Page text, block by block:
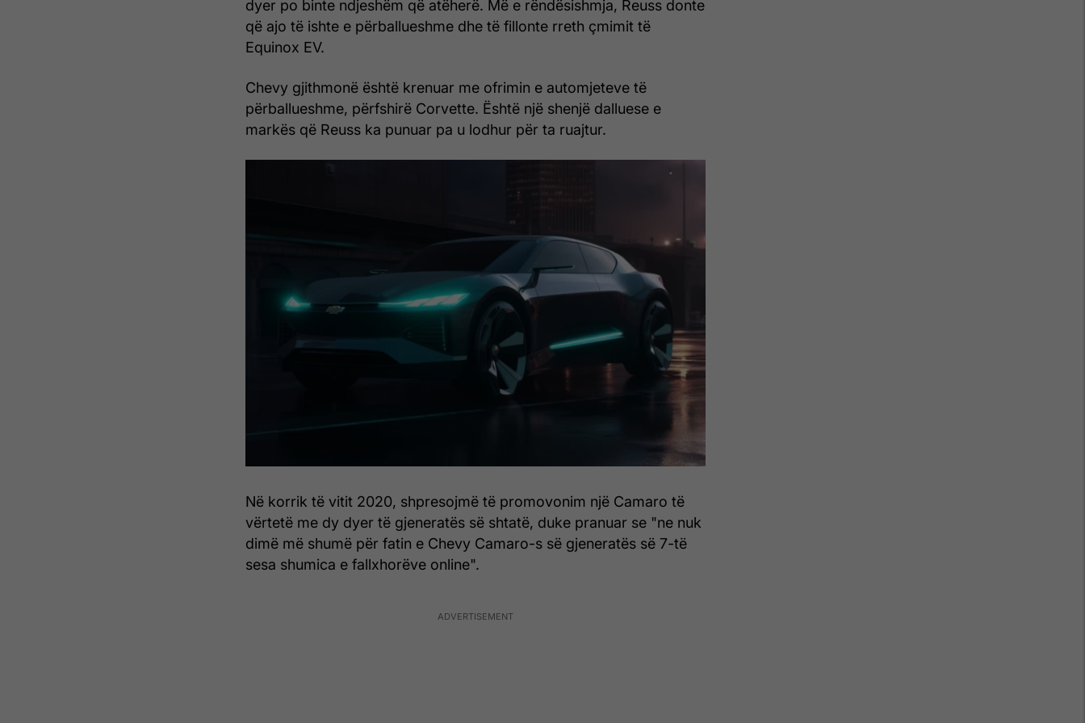
dyer po binte ndjeshëm që atëherë. Më e rëndësishmja, Reuss donte
që ajo të ishte e përballueshme dhe të fillonte rreth çmimit të
Equinox EV.
Chevy gjithmonë është krenuar me ofrimin e automjeteve të
përballueshme, përfshirë Corvette. Është një shenjë dalluese e
markës që Reuss ka punuar pa u lodhur për ta ruajtur.
Në korrik të vitit 2020, shpresojmë të promovonim një Camaro të
vërtetë me dy dyer të gjeneratës së shtatë, duke pranuar se "ne nuk
dimë më shumë për fatin e Chevy Camaro-s së gjeneratës së 7-të
sesa shumica e fallxhorëve online".